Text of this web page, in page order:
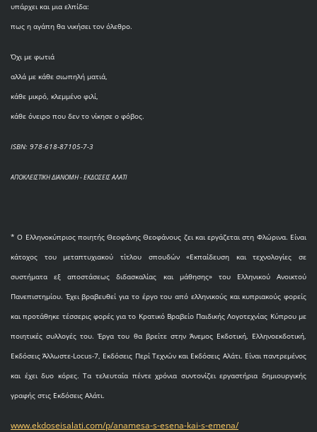
υπάρχει και μια ελπίδα:
πως η αγάπη θα νικήσει τον όλεθρο.
Όχι με φωτιά
αλλά με κάθε σιωπηλή ματιά,
κάθε μικρό, κλεμμένο φιλί,
κάθε όνειρο που δεν το νίκησε ο φόβος.
ISBN: 978-618-87105-7-3
ΑΠΟΚΛΕΙΣΤΙΚΗ ΔΙΑΝΟΜΗ - ΕΚΔΟΣΕΙΣ ΑΛΑΤΙ
* O Eλληνοκύπριος ποιητής Θεοφάνης Θεοφάνους ζει και εργάζεται στη Φλώρινα. Είναι
κάτοχος του μεταπτυχιακού τίτλου σπουδών «Εκπαίδευση και τεχνολογίες σε
συστήματα εξ αποστάσεως διδασκαλίας και μάθησης» του Ελληνικού Ανοικτού
Πανεπιστημίου. Έχει βραβευθεί για το έργο του από ελληνικούς και κυπριακούς φορείς
και προτάθηκε τέσσερις φορές για το Κρατικό Βραβείο Παιδικής Λογοτεχνίας Κύπρου με
ποιητικές συλλογές του. Έργα του θα βρείτε στην Άνεμος Εκδοτική, Ελληνοεκδοτική,
Εκδόσεις Άλλωστε-Locus-7, Εκδόσεις Περί Τεχνών και Εκδόσεις Αλάτι. Είναι παντρεμένος
και έχει δυο κόρες. Τα τελευταία πέντε χρόνια συντονίζει εργαστήρια δημιουργικής
γραφής στις Εκδόσεις Αλάτι.
www.ekdoseisalati.com/p/anamesa-s-esena-kai-s-emena/